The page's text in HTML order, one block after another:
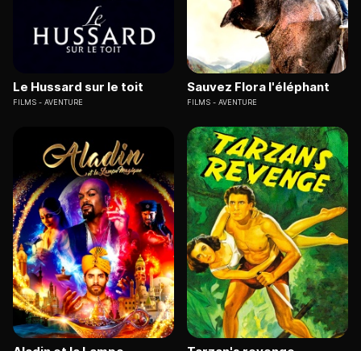
Le Hussard sur le toit
FILMS AVENTURE
Sauvez Flora l'éléphant
FILMS AVENTURE